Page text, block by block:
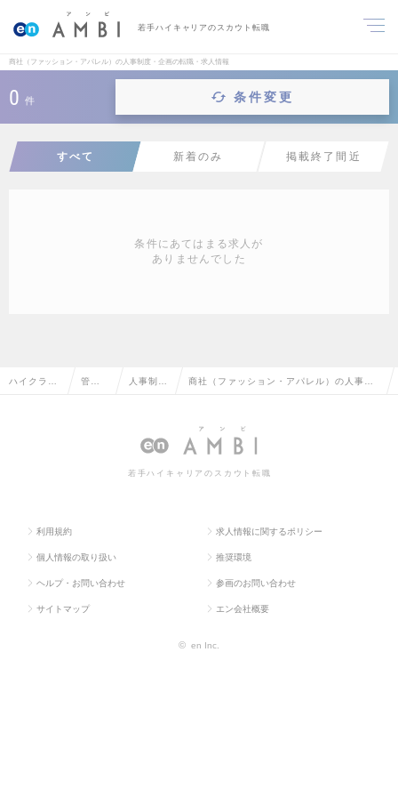
若手ハイキャリアのスカウト転職
商社（ファッション・アパレル）の人事制度・企画の転職・求人情報
0 件 条件変更
すべて 新着のみ 掲載終了間近
条件にあてはまる求人が
ありませんでした
ハイクラス 管理 人事制 商社（ファッション・アパレル）の人事制
若手ハイキャリアのスカウト転職
利用規約 求人情報に関するポリシー
個人情報の取り扱い 推奨環境
ヘルプ・お問い合わせ 参画のお問い合わせ
サイトマップ エン会社概要
© en Inc.